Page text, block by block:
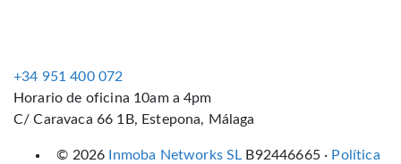
+34 951 400 072
Horario de oficina 10am a 4pm
C/ Caravaca 66 1B, Estepona, Málaga
© 2026 Inmoba Networks SL B92446665 · Política